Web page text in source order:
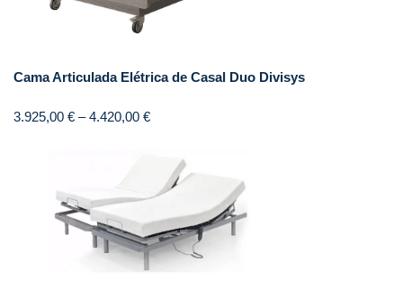
Cama Articulada Elétrica de Casal Duo Divisys
3.925,00 € – 4.420,00 €